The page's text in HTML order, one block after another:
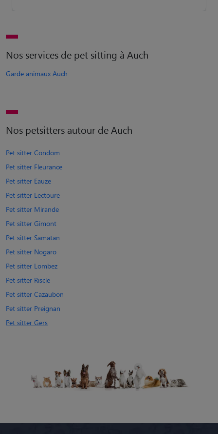
Nos services de pet sitting à Auch
Garde animaux Auch
Nos petsitters autour de Auch
Pet sitter Condom
Pet sitter Fleurance
Pet sitter Eauze
Pet sitter Lectoure
Pet sitter Mirande
Pet sitter Gimont
Pet sitter Samatan
Pet sitter Nogaro
Pet sitter Lombez
Pet sitter Riscle
Pet sitter Cazaubon
Pet sitter Preignan
Pet sitter Gers